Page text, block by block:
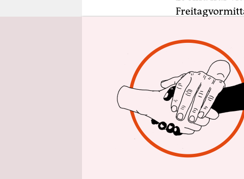
sind nicht
kennt sich
2015 war er
Heimat
einem
Nun tritt er
Welt in der
Gegner mit